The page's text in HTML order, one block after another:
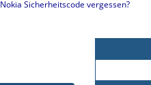
Nokia Sicherheitscode vergessen?